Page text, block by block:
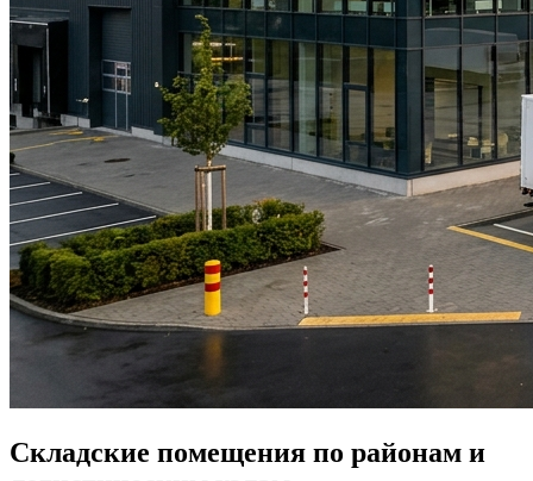
Складские помещения по районам и